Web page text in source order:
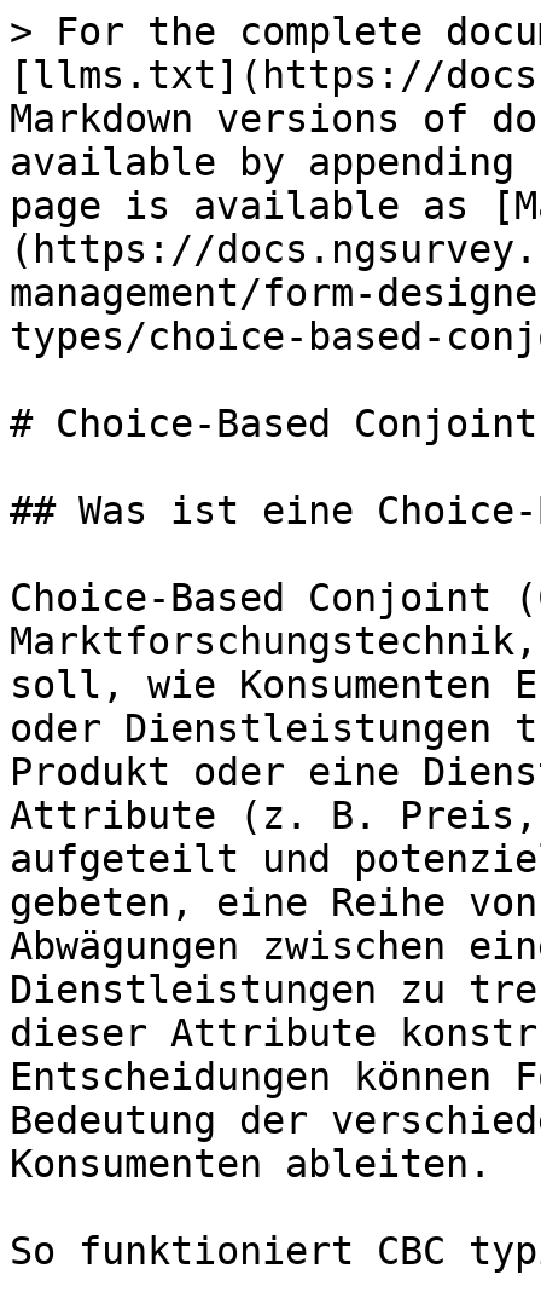
> For the complete
[llms.txt](https://
Markdown versions of
available by
page is available as
(https://
management/form-
types/choice-based-
# Choice-Based
## Was ist eine Choice-
Choice-Based Conjoint
soll, wie Konsumenten
oder Dienstleistungen
Produkt oder eine
Attribute (z. B. Preis,
aufgeteilt und
gebeten, eine Reihe
Abwägungen zwischen
Dienstleistungen zu
dieser Attribute
Entscheidungen
Bedeutung der
Konsumenten ableiten.
So funktioniert CBC